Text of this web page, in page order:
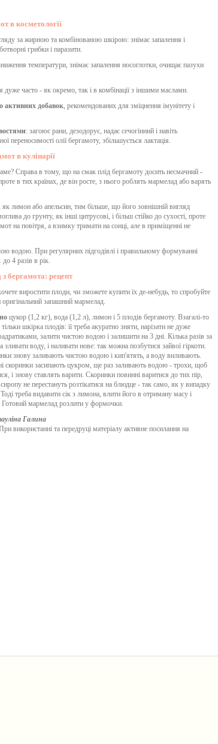
в косметології
за жирною та комбінованою шкірою: знімає запалення і
грибки і паразити.
температури, знімає запалення носоглотки, очищає пазухи
дуже часто - як окремо, так і в комбінації з іншими маслами.
активних добавок, рекомендованих для зміцнення імунітету і
: загоює рани, дезодорує, надає сечогінний і навіть
переносимості олії бергамоту, збільшується лактація.
в кулінарії
Справа в тому, що на смак плід бергамотудосить несмачний -
в тих країнах, де він росте, з нього роблять мармелад або варять
лимон або апельсин, тим більше, що його зовнішній вигляд
до грунту, як інші цитрусові, і більш стійко до сухості, проте
на повітря, а взимку тримати на сонці, але в приміщенні не
водою. При регулярних підгодівлі і правильному формуванні
4 разів в рік.
бергамота: рецепт
виростити плоди, чи зможете купити їх де-небудь, то спробуйте
оригінальний запашний мармелад.
цукор (1,2 кг), вода (1,2 л), лимон і 5 плодів бергамоту. Взагалі-то
шкірка плодів: її треба акуратно зняти, нарізати не дуже
залити чистою водою і залишити на 3 дні. Кілька разів за
зливати воду, і наливати нове: так можна позбутися зайвої гіркоти.
знову заливають чистою водою і кип'ятять, а воду виливають.
скоринки засипають цукром, ще раз заливають водою - трохи, щоб
і знову ставлять варити. Скоринки повинні варитися до тих пір,
не перестануть розтікатися на блюдце - так само, як у випадку
треба видавити сік з лимона, влити його в отриману масу і
Готовий мармелад розлити у формочки.
Галина
використанні та передруці матеріалу активне посилання на